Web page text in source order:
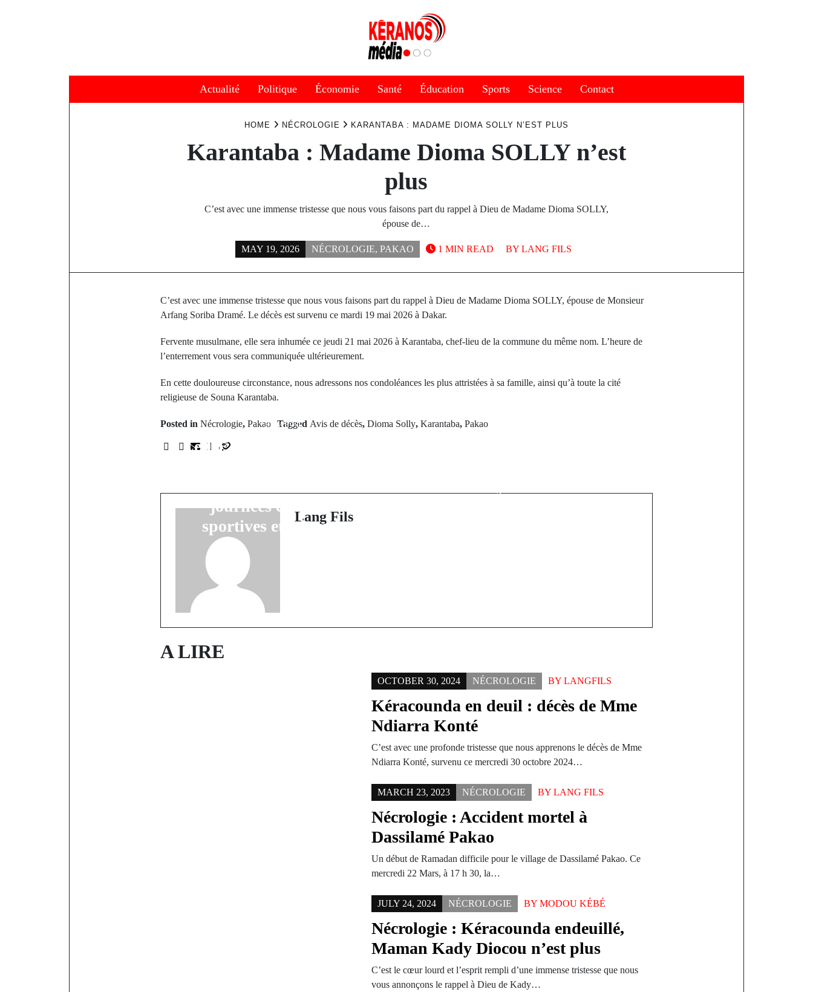
Actualité Politique Économie Santé Éducation Sports Science Contact
HOME NÉCROLOGIE KARANTABA : MADAME DIOMA SOLLY N’EST PLUS
Karantaba : Madame Dioma SOLLY n’est
plus
C’est avec une immense tristesse que nous vous faisons part du rappel à Dieu de Madame Dioma SOLLY,
épouse de…
MAY 19, 2026 NÉCROLOGIE, PAKAO BY LANG FILS
1 MIN READ
C’est avec une immense tristesse que nous vous faisons part du rappel à Dieu de Madame Dioma SOLLY, épouse de Monsieur
Arfang Soriba Dramé. Le décès est survenu ce mardi 19 mai 2026 à Dakar.
Fervente musulmane, elle sera inhumée ce jeudi 21 mai 2026 à Karantaba, chef-lieu de la commune du même nom. L’heure de
l’enterrement vous sera communiquée ultérieurement.
En cette douloureuse circonstance, nous adressons nos condoléances les plus attristées à sa famille, ainsi qu’à toute la cité
religieuse de Souna Karantaba.
Posted in Nécrologie, Pakao Tagged Avis de décès, Dioma Solly, Karantaba, Pakao
Prev Post
Le CEM de Diareng célèbre
journées culturelles,
sportives et éducatives
Lang Fils
A LIRE
OCTOBER 30, 2024 NÉCROLOGIE BYLANGFILS
Kéracounda en deuil : décès de Mme
Ndiarra Konté
C’est avec une profonde tristesse que nous apprenons le décès de Mme
Ndiarra Konté, survenu ce mercredi 30 octobre 2024…
MARCH 23, 2023 NÉCROLOGIE BYLANG FILS
Nécrologie : Accident mortel à
Dassilamé Pakao
Un début de Ramadan difficile pour le village de Dassilamé Pakao. Ce
mercredi 22 Mars, à 17 h 30, la…
JULY 24, 2024 NÉCROLOGIE BYMODOU KÉBÉ
Nécrologie : Kéracounda endeuillé,
Maman Kady Diocou n’est plus
C’est le cœur lourd et l’esprit rempli d’une immense tristesse que nous
vous annonçons le rappel à Dieu de Kady…